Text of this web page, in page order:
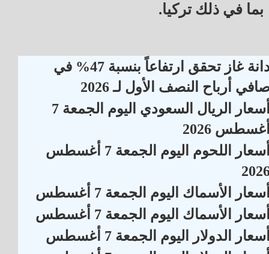
بما في ذلك تركيا.
دانة غاز تحقق ارتفاعاً بنسبة 47% في
أرباح النصف الأول لـ 2026
أسعار الريال السعودي اليوم الجمعة 7
2026
أسعار اللحوم اليوم الجمعة 7 أغسطس
الأسماك اليوم الجمعة 7 أغسطس
الأسماك اليوم الجمعة 7 أغسطس
الدولار اليوم الجمعة 7 أغسطس